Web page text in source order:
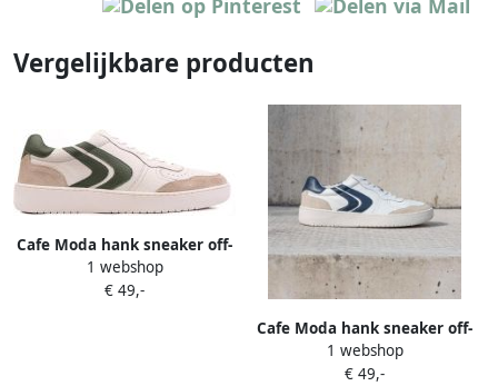
Vergelijkbare producten
Cafe Moda hank sneaker off-
white groen leer
1 webshop
€ 49,-
Cafe Moda hank sneaker off-
white navy leer
1 webshop
€ 49,-